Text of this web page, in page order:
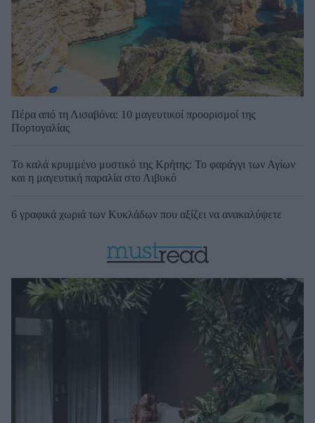
Πέρα από τη Λισαβόνα: 10 μαγευτικοί προορισμοί της
Πορτογαλίας
Το καλά κρυμμένο μυστικό της Κρήτης: Το φαράγγι των Αγίων
και η μαγευτική παραλία στο Λιβυκό
6 γραφικά χωριά των Κυκλάδων που αξίζει να ανακαλύψετε